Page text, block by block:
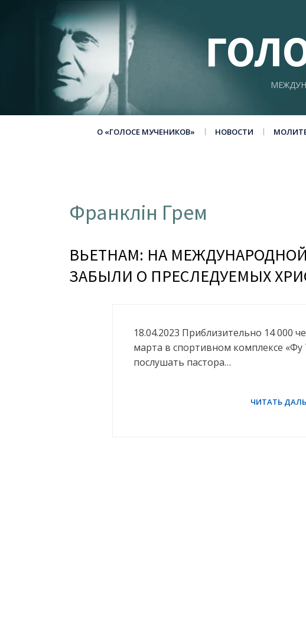
О «ГОЛОСЕ МУЧЕНИКОВ» НОВОСТИ
Франклін Грем
ВЬЕТНАМ: НА
ЗАБЫЛИ О ПРЕСЛЕДУЕМЫХ
18.04.2023 Приблизительно 14 000
марта в спортивном комплексе
послушать пастора…